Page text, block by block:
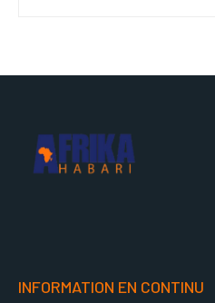
INFORMATION EN CONTINU